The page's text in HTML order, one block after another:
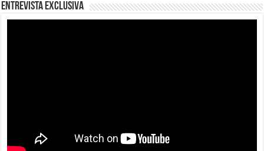
Entrevista Exclusiva